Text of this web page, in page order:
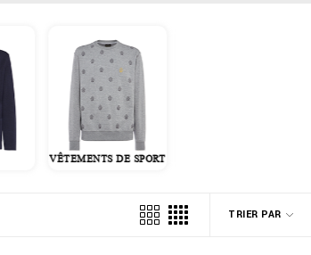
VÊTEMENTS DE SPORT
TRIER PAR